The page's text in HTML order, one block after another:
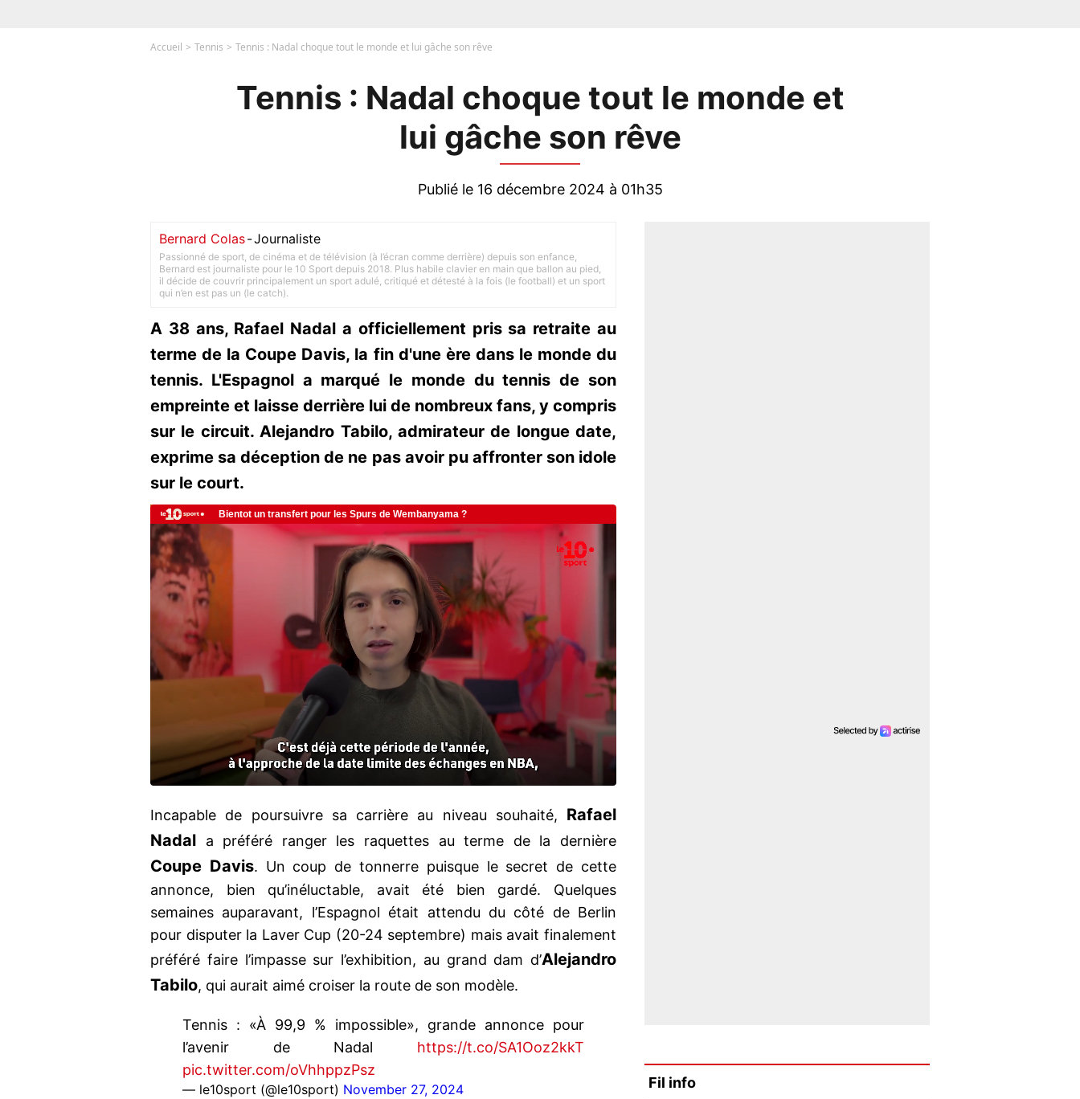
Accueil Tennis Tennis : Nadal choque tout le monde et lui gâche son rêve
Tennis : Nadal choque tout le monde et
lui gâche son rêve
Publié le 16 décembre 2024 à 01h35
Bernard Colas-Journaliste
Passionné de sport, de cinéma et de télévision (à l’écran comme derrière) depuis son enfance,
Bernard est journaliste pour le 10 Sport depuis 2018. Plus habile clavier en main que ballon au pied,
il décide de couvrir principalement un sport adulé, critiqué et détesté à la fois (le football) et un sport
qui n’en est pas un (le catch).
A 38 ans, Rafael Nadal a officiellement pris sa retraite au
terme de la Coupe Davis, la fin d'une ère dans le monde du
tennis. L'Espagnol a marqué le monde du tennis de son
empreinte et laisse derrière lui de nombreux fans, y compris
sur le circuit. Alejandro Tabilo, admirateur de longue date,
exprime sa déception de ne pas avoir pu affronter son idole
sur le court.
Incapable de poursuivre sa carrière au niveau souhaité, Rafael
Nadal a préféré ranger les raquettes au terme de la dernière
Coupe Davis. Un coup de tonnerre puisque le secret de cette
annonce, bien qu’inéluctable, avait été bien gardé. Quelques
semaines auparavant, l’Espagnol était attendu du côté de Berlin
pour disputer la Laver Cup (20-24 septembre) mais avait finalement
préféré faire l’impasse sur l’exhibition, au grand dam d’Alejandro
Tabilo, qui aurait aimé croiser la route de son modèle.
Tennis : «À 99,9 % impossible», grande annonce pour
l’avenir de Nadal https://t.co/SA1Ooz2kkT
pic.twitter.com/oVhhppzPsz
— le10sport (@le10sport) November 27, 2024 Fil info